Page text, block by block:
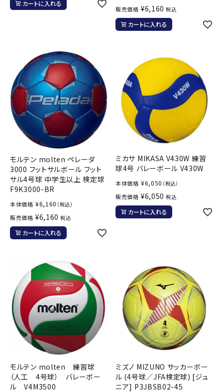
カートに入れる
販売価格 ¥6,160 税込
カートに入れる
モルテン molten ペレーダ
3000 フットサルボール フット
サル4号球 中学生以上 検定球
F9K3000-BR
本体価格 ¥6,160 （税込）
販売価格 ¥6,160 税込
カートに入れる
ミカサ MIKASA V430W 練習
球4号 バレーボール V430W
本体価格 ¥6,050 （税込）
販売価格 ¥6,050 税込
カートに入れる
モルテン molten 練習球
（人工 4号球） バレーボー
ル V4M3500
ミズノ MIZUNO サッカーボー
ル (4号球／JFA検定球) [ジュ
ニア] P3JBSB02-45